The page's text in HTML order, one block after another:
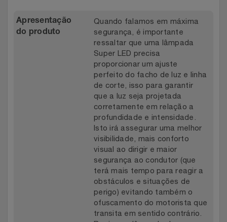
Apresentação
do produto
Quando falamos em máxima
segurança, é importante
ressaltar que uma lâmpada
Super LED precisa
proporcionar um ajuste
perfeito do facho de luz e linha
de corte, isso para garantir
que a luz seja projetada
corretamente em relação a
profundidade e intensidade.
Isto irá assegurar uma melhor
visibilidade, mais conforto
visual ao dirigir e maior
segurança ao condutor (que
terá mais tempo para reagir a
obstáculos e situações de
perigo) evitando também o
ofuscamento do motorista que
transita em sentido contrário.